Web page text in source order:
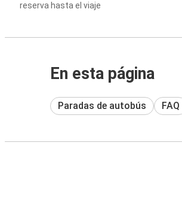
reserva hasta el viaje
En esta página
Paradas de autobús FAQ